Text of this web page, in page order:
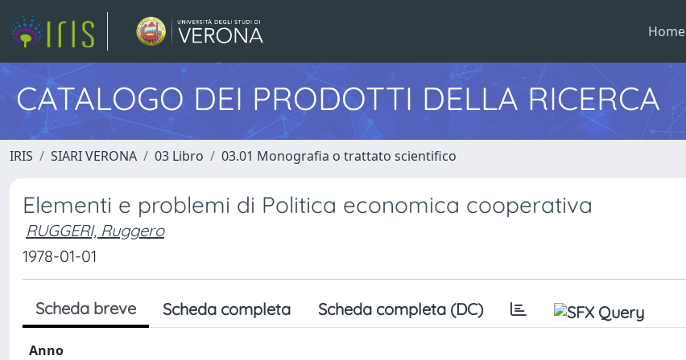
Home
CATALOGO DEI PRODOTTI DELLA RICERCA
IRIS SIARI VERONA 03 Libro 03.01 Monografia o trattato scientifico
Elementi e problemi di Politica economica cooperativa
RUGGERI, Ruggero
1978-01-01
Scheda breve Scheda completa Scheda completa (DC)
Anno